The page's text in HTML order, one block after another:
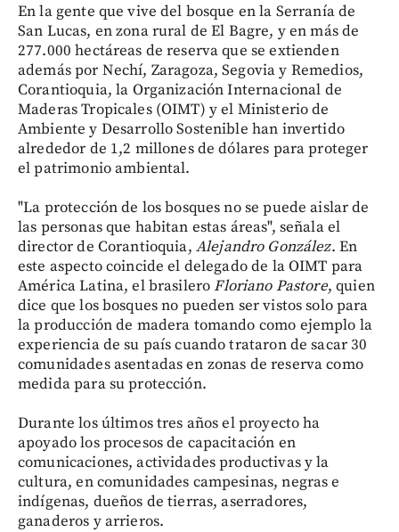
En la gente que vive del bosque en la Serranía de
San Lucas, en zona rural de El Bagre, y en más de
277.000 hectáreas de reserva que se extienden
además por Nechí, Zaragoza, Segovia y Remedios,
Corantioquia, la Organización Internacional de
Maderas Tropicales (OIMT) y el Ministerio de
Ambiente y Desarrollo Sostenible han invertido
alrededor de 1,2 millones de dólares para proteger
el patrimonio ambiental.
"La protección de los bosques no se puede aislar de
las personas que habitan estas áreas", señala el
director de Corantioquia, Alejandro González. En
este aspecto coincide el delegado de la OIMT para
América Latina, el brasileroFloriano Pastore, quien
dice que los bosques no pueden ser vistos solo para
la producción de madera tomando como ejemplo la
experiencia de su país cuando trataron de sacar 30
comunidades asentadas en zonas de reserva como
medida para su protección.
Durante los últimos tres años el proyecto ha
apoyado los procesos de capacitación en
comunicaciones, actividades productivas y la
cultura, en comunidades campesinas, negras e
indígenas, dueños de tierras, aserradores,
ganaderos y arrieros.